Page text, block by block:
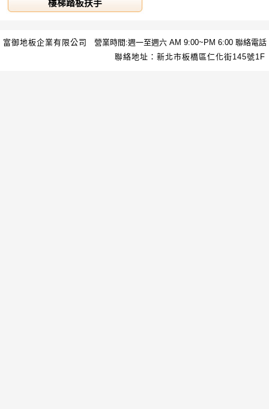
樓梯踏板扶手
富御地板企業有限公司
營業時間:週一至週六 AM 9:00~PM 6:00 聯絡電話
聯絡地址：新北市板橋區仁化街145號